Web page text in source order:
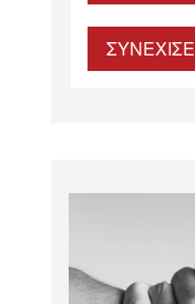
ΣΥΝΕΧΙΣΕ